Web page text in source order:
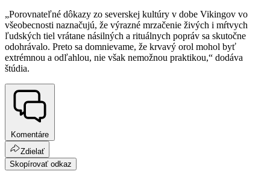
„Porovnateľné dôkazy zo severskej kultúry v dobe Vikingov vo
všeobecnosti naznačujú, že výrazné mrzačenie živých i mŕtvych
ľudských tiel vrátane násilných a rituálnych popráv sa skutočne
odohrávalo. Preto sa domnievame, že krvavý orol mohol byť
extrémnou a odľahlou, nie však nemožnou praktikou,“ dodáva
štúdia.
Komentáre
Zdielať
Skopírovať odkaz